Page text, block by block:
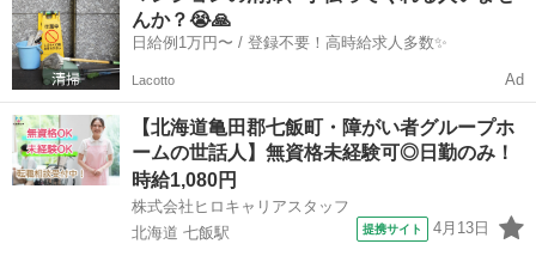
んか？😭🙏
日給例1万円〜 / 登録不要！高時給求人多数✨
Lacotto Ad
【北海道亀田郡七飯町・障がい者グループホ
ームの世話人】無資格未経験可◎日勤のみ！
時給1,080円
株式会社ヒロキャリアスタッフ
北海道 七飯駅
提携サイト 4月13日